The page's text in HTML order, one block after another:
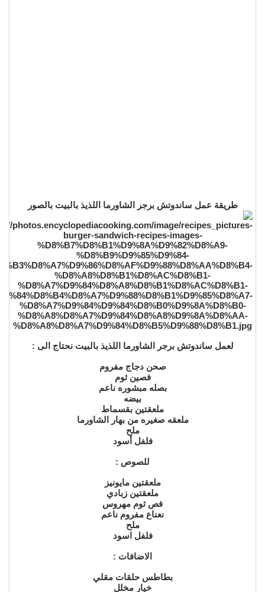
طريقة عمل ساندوتش برجر الشاورما اللذيذ بالبيت بالصور
لعمل ساندوتش برجر الشاورما اللذيذ بالبيت نحتاج الى :
صحن دجاج مفروم
فصين ثوم
بصله مبشوره ناعم
بيضه
ملعقتين بقسماط
ملعقه صغيره من بهار الشاورما
ملح
فلفل أسود
للصوص :
ملعقتين مايونيز
ملعقتين زبادي
فص ثوم مهروس
نعناع مفروم ناعم
ملح
فلفل اسود
الاضافات :
بطاطس حلقات مقلي
خيار مخلل